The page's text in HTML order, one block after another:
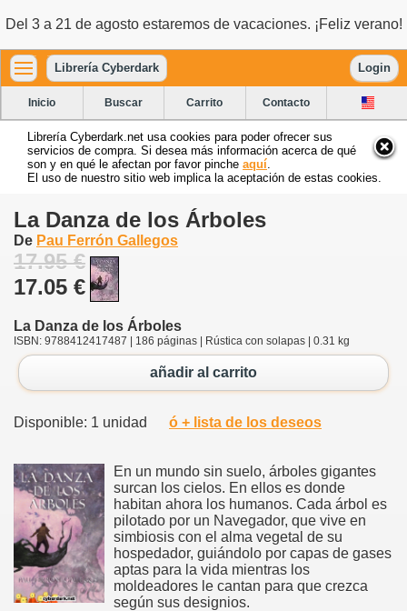
Del 3 a 21 de agosto estaremos de vacaciones. ¡Feliz verano!
Librería Cyberdark Login
Inicio Buscar Carrito Contacto
Librería Cyberdark.net usa cookies para poder ofrecer sus
servicios de compra. Si desea más información acerca de qué
son y en qué le afectan por favor pinche aquí
El uso de nuestro sitio web implica la aceptación de estas cookies.
La Danza de los Árboles
De Pau Ferrón Gallegos
17.95 €
17.05 €
La Danza de los Árboles
ISBN: 9788412417487 | 186 páginas | Rústica con solapas | 0.31 kg
añadir al carrito
Disponible: 1 unidad ó + lista de los deseos
En un mundo sin suelo, árboles gigantes
surcan los cielos. En ellos es donde
habitan ahora los humanos. Cada árbol es
pilotado por un Navegador, que vive en
simbiosis con el alma vegetal de su
hospedador, guiándolo por capas de gases
aptas para la vida mientras los
moldeadores le cantan para que crezca
según sus designios.